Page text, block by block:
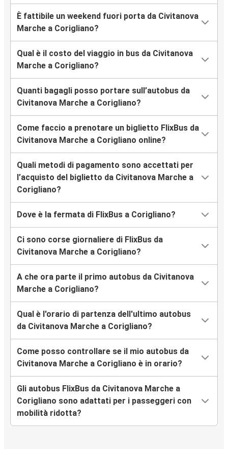
È fattibile un weekend fuori porta da Civitanova
Marche a Corigliano?
Qual è il costo del viaggio in bus da Civitanova
Marche a Corigliano?
Quanti bagagli posso portare sull’autobus da
Civitanova Marche a Corigliano?
Come faccio a prenotare un biglietto FlixBus da
Civitanova Marche a Corigliano online?
Quali metodi di pagamento sono accettati per
l’acquisto del biglietto da Civitanova Marche a
Corigliano?
Dove è la fermata di FlixBus a Corigliano?
Ci sono corse giornaliere di FlixBus da
Civitanova Marche a Corigliano?
A che ora parte il primo autobus da Civitanova
Marche a Corigliano?
Qual è l'orario di partenza dell'ultimo autobus
da Civitanova Marche a Corigliano?
Come posso controllare se il mio autobus da
Civitanova Marche a Corigliano è in orario?
Gli autobus FlixBus da Civitanova Marche a
Corigliano sono adattati per i passeggeri con
mobilità ridotta?